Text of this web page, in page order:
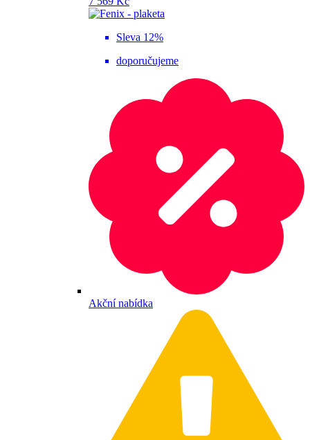
Sleva 12%
doporučujeme
Akční nabídka